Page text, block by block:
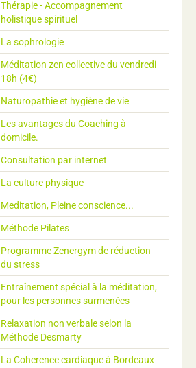
Thérapie - Accompagnement
holistique spirituel
La sophrologie
Méditation zen collective du vendredi
18h (4€)
Naturopathie et hygiène de vie
Les avantages du Coaching à
domicile.
Consultation par internet
La culture physique
Meditation, Pleine conscience...
Méthode Pilates
Programme Zenergym de réduction
du stress
Entraînement spécial à la méditation,
pour les personnes surmenées
Relaxation non verbale selon la
Méthode Desmarty
La Coherence cardiaque à Bordeaux